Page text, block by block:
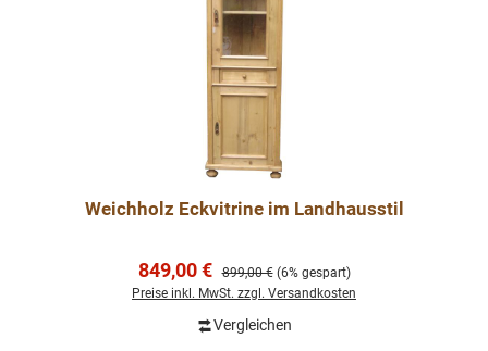
Weichholz Eckvitrine im Landhausstil
Verkaufspreis:
849,00 € Regulärer Preis:
899,00 € (6% gespart)
Preise inkl. MwSt. zzgl. Versandkosten
Vergleichen